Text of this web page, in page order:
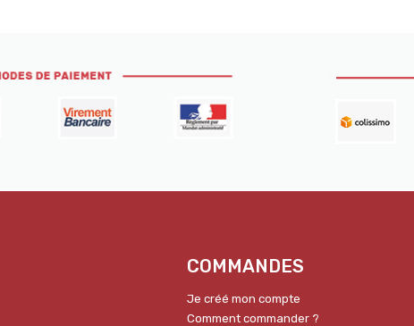
COMMANDES
Je créé mon compte
Comment commander ?